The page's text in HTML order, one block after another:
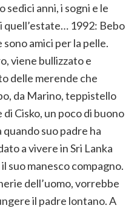
sedici anni, i sogni e le
quell’estate… 1992: Bebo
sono amici per la pelle.
viene bullizzato e
delle merende che
da Marino, teppistello
Cisko, un poco di buono
suo padre ha
a vivere in Sri Lanka
suo manesco compagno.
dell’uomo, vorrebbe
il padre lontano. A